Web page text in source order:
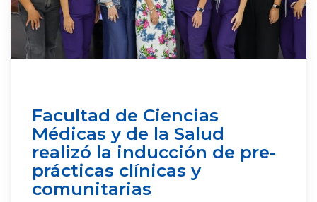
Facultad de Ciencias
Médicas y de la Salud
realizó la inducción de pre-
prácticas clínicas y
comunitarias